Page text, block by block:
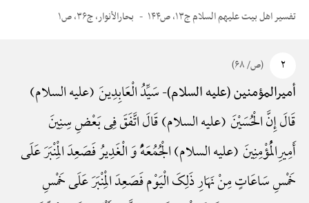
تفسیر اهل بیت علیهم السلام ج۱۳، ص۱۴۴ بحارالأنوار، ج۳۶، ص۱
۲ (ص/ ۶۸)
أمیرالمؤمنین (علیه السلام)-سَیِّدُ الْعَابِدِینَ (علیه السلام)
قَالَ إِنَّ الْحُسَیْنَ (علیه السلام) قَالَ اتَّفَقَ فِی بَعْضِ سِنِینَ
أَمِیرِالْمُؤْمِنِینَ (علیه السلام) الْجُمُعَهًُْ وَ الْغَدِیرُ فَصَعِدَ الْمِنْبَرَ عَلَی
خَمْسِ سَاعَاتٍ مِنْ نَهَارِ ذَلِکَ الْیَوْم فَصَعِدَ الْمِنْبَرَ عَلَی خَمْسِ